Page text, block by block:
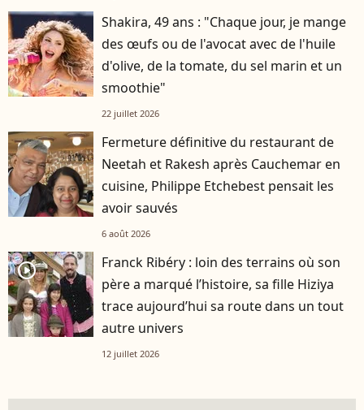
Shakira, 49 ans : "Chaque jour, je mange
des œufs ou de l'avocat avec de l'huile
d'olive, de la tomate, du sel marin et un
smoothie"
22 juillet 2026
Fermeture définitive du restaurant de
Neetah et Rakesh après Cauchemar en
cuisine, Philippe Etchebest pensait les
avoir sauvés
6 août 2026
player2
Franck Ribéry : loin des terrains où son
père a marqué l’histoire, sa fille Hiziya
trace aujourd’hui sa route dans un tout
autre univers
12 juillet 2026